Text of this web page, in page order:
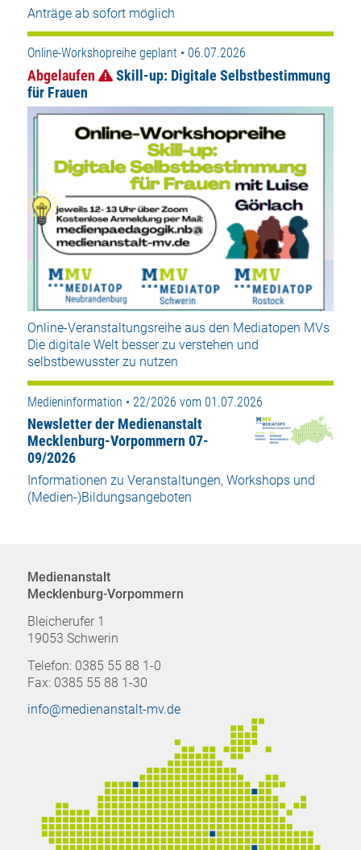
Anträge ab sofort möglich
Online-Workshopreihe geplant • 06.07.2026
Abgelaufen
Skill-up: Digitale Selbstbestimmung
für Frauen
Online-Veranstaltungsreihe aus den Mediatopen MVs
Die digitale Welt besser zu verstehen und
selbstbewusster zu nutzen
Medieninformation • 22/2026 vom 01.07.2026
Newsletter der Medienanstalt
Mecklenburg-Vorpommern 07-
09/2026
Informationen zu Veranstaltungen, Workshops und
(Medien-)Bildungsangeboten
Medienanstalt
Mecklenburg-Vorpommern
Bleicherufer 1
19053 Schwerin
Telefon: 0385 55 88 1-0
Fax: 0385 55 88 1-30
info@medienanstalt-mv.de